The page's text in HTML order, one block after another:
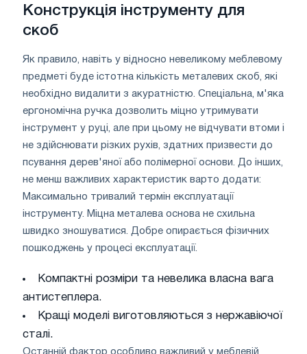
Конструкція інструменту для
скоб
Як правило, навіть у відносно невеликому меблевому
предметі буде істотна кількість металевих скоб, які
необхідно видалити з акуратністю. Спеціальна, м'яка
ергономічна ручка дозволить міцно утримувати
інструмент у руці, але при цьому не відчувати втоми і
не здійснювати різких рухів, здатних призвести до
псування дерев'яної або полімерної основи. До інших,
не менш важливих характеристик варто додати:
Максимально тривалий термін експлуатації
інструменту. Міцна металева основа не схильна
швидко зношуватися. Добре опирається фізичних
пошкоджень у процесі експлуатації.
Компактні розміри та невелика власна вага
антистеплера.
Кращі моделі виготовляються з нержавіючої
сталі.